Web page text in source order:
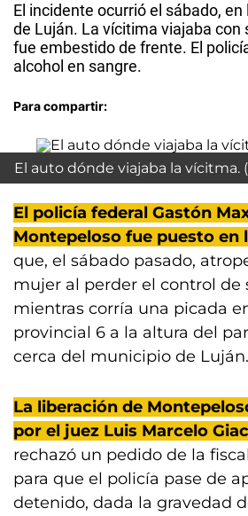
El incidente ocurrió el sábado,
de Luján. La vícitima viajaba con
fue embestido de frente. El
alcohol en sangre.
Para compartir:
El auto dónde viajaba la vícitma.
El policía federal Gastón
Montepeloso fue puesto en
que, el sábado pasado,
mujer al perder el control de
mientras corría una picada
provincial 6 a la altura del
cerca del municipio de Luján.
La liberación de
por el juez Luis Marcelo
rechazó un pedido de la
para que el policía pase de
detenido, dada la gravedad